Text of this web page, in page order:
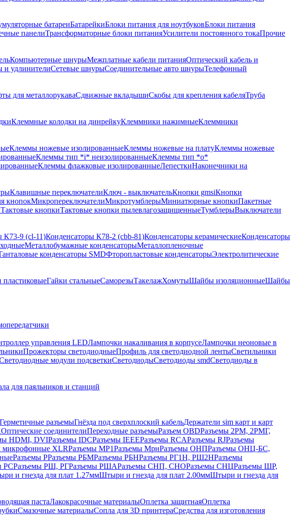
батареиБатарейкиБлоки питания для ноутбуковБлоки питания
панелиТрансформаторные блоки питанияУсилители постоянного токаПрочие
Компьютерные шнурыМежплатные кабели питанияОптический кабель и
и удлинителиСетевые шнурыСоединительные авто шнурыТелефонный
для металлорукаваСдвижные вкладышиСкобы для крепления кабеляТруба
Клеммные колодки на динрейкуКлеммники нажимныеКлеммники
Клеммы ножевые изолированныеКлеммы ножевые на платуКлеммы ножевые
Клеммы тип *i* неизолированныеКлеммы тип *o*
Клеммы флажковые изолированныеЛепесткиНаконечники на
Клавишные переключателиКлюч - выключательКнопки gmsiКнопки
кнопокМикропереключателиМикротумблерыМиниатюрные кнопкиПакетные
Тактовые кнопкиТактовые кнопки пылевлагозащищенныеТумблерыВыключатели
К73-9 (cl-11)Конденсаторы К78-2 (cbb-81)Конденсаторы керамическиеКонденсаторы
Металлобумажные конденсаторыМеталлопленочные
конденсаторы SMDФторопластовые конденсаторыЭлектролитические
пластиковыеГайки стальныеСаморезыТакелажХомутыШайбы изоляционныеШайбы
управления LEDЛампочки накаливания в корпусеЛампочки неоновые в
Прожекторы светодиодныеПрофиль для светодиодной лентыСветильники
модули подсветкиСветодиодыСветодиоды smdСветодиоды в
для паяльников и станций
Герметичные разъемыГнёзда под сверхплоский кабельДержатели sim карт и карт
Оптические соединителиПереходные разъемыРазъем OBDРазъемы 2РМ, 2РМГ,
HDMI, DVIРазъемы IDCРазъемы IEEEРазъемы RCAРазъемы RJРазъемы
микрофонные XLRРазъемы МР1Разъемы МрнРазъемы ОНПРазъемы ОНЦ-БС,
Разъемы РРазъемы РБМРазъемы РБНРазъемы РГ1Н, РШ2НРазъемы
РСРазъемы РШ, РГРазъемы РШАРазъемы СНП, СНОРазъемы СНЦРазъемы ШР,
и гнезда для плат 1.27ммШтыри и гнезда для плат 2.00ммШтыри и гнезда для
пастаЛакокрасочные материалыОплетка защитнаяОплетка
Смазочные материалыСопла для 3D принтераСредства для изготовления